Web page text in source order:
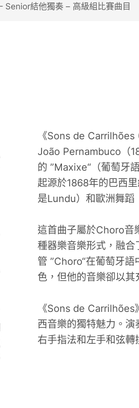
結他獨奏 – 高級組比賽曲目
《Sons de
João Pernambuco（
的 ”Maxixe“（葡萄牙
起源於1868年的巴西
是Lundu）和歐洲舞蹈
這首曲子屬於Choro音
種器樂音樂形式，融
管 ”Choro“在葡萄牙
色，但他的音樂卻以
《Sons de
西音樂的獨特魅力。
右手指法和左手和弦轉